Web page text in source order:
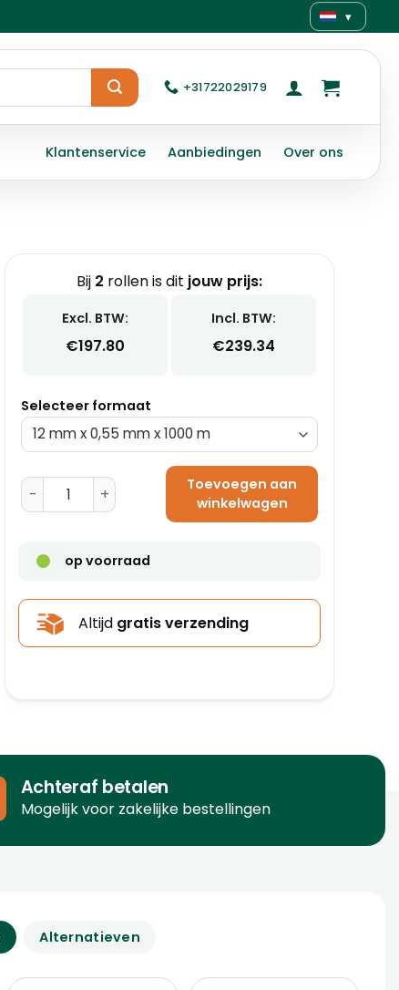
▾
+31722029179
Klantenservice Aanbiedingen Over ons
Bij 2 rollen is dit jouw prijs:
Excl. BTW:
€197.80
Incl. BTW:
€239.34
Selecteer formaat
Omsnoeringsband PP 9 mm x 0,55 mm x 4000 m
Toevoegen aan
winkelwagen
op voorraad
Altijd gratis verzending
Achteraf betalen
Mogelijk voor zakelijke bestellingen
Alternatieven